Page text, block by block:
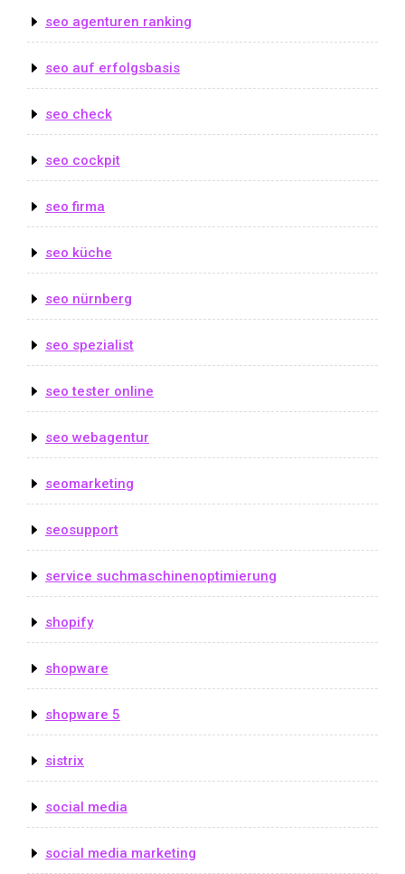
seo agenturen ranking
seo auf erfolgsbasis
seo check
seo cockpit
seo firma
seo küche
seo nürnberg
seo spezialist
seo tester online
seo webagentur
seomarketing
seosupport
service suchmaschinenoptimierung
shopify
shopware
shopware 5
sistrix
social media
social media marketing